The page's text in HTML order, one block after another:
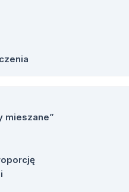
mieszane”